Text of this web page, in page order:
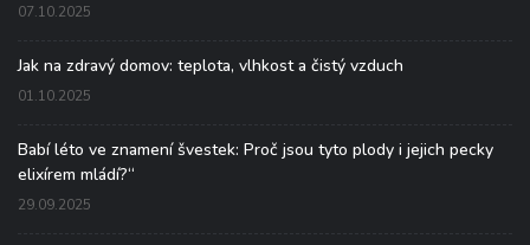
07.10.2025
Jak na zdravý domov: teplota, vlhkost a čistý vzduch
01.10.2025
Babí léto ve znamení švestek: Proč jsou tyto plody i jejich pecky
elixírem mládí?“
29.09.2025